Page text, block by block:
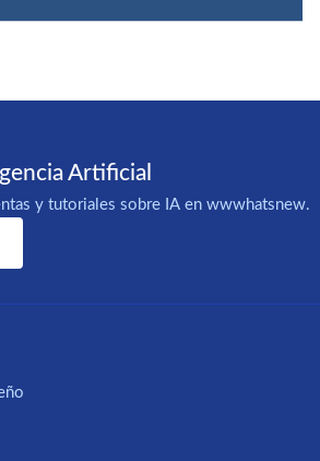
Artificial
y tutoriales sobre IA en wwwhatsnew.